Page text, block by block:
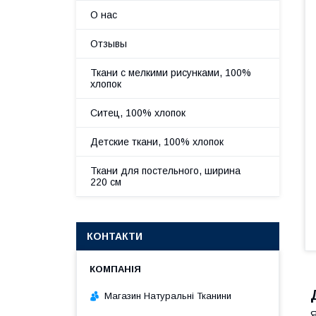
О нас
Отзывы
Ткани с мелкими рисунками, 100%
хлопок
Ситец, 100% хлопок
Детские ткани, 100% хлопок
Ткани для постельного, ширина
220 см
КОНТАКТИ
Магазин Натуральні Тканини